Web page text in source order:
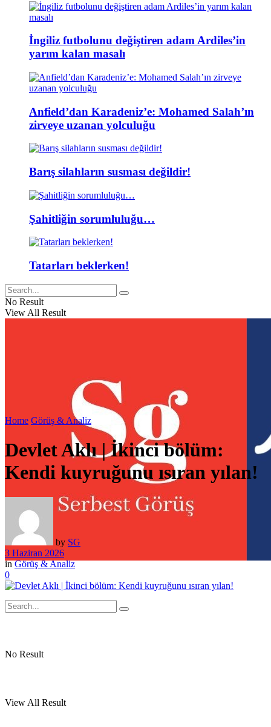
İngiliz futbolunu değiştiren adam Ardiles’in
yarım kalan masalı
Anfield’dan Karadeniz’e: Mohamed Salah’ın
zirveye uzanan yolculuğu
Barış silahların susması değildir!
Şahitliğin sorumluluğu…
Tatarları beklerken!
No Result
View All Result
No Result
View All Result
Home Görüş & Analiz
Devlet Aklı | İkinci bölüm:
Kendi kuyruğunu ısıran yılan!
by SG
3 Haziran 2026
in Görüş & Analiz
0